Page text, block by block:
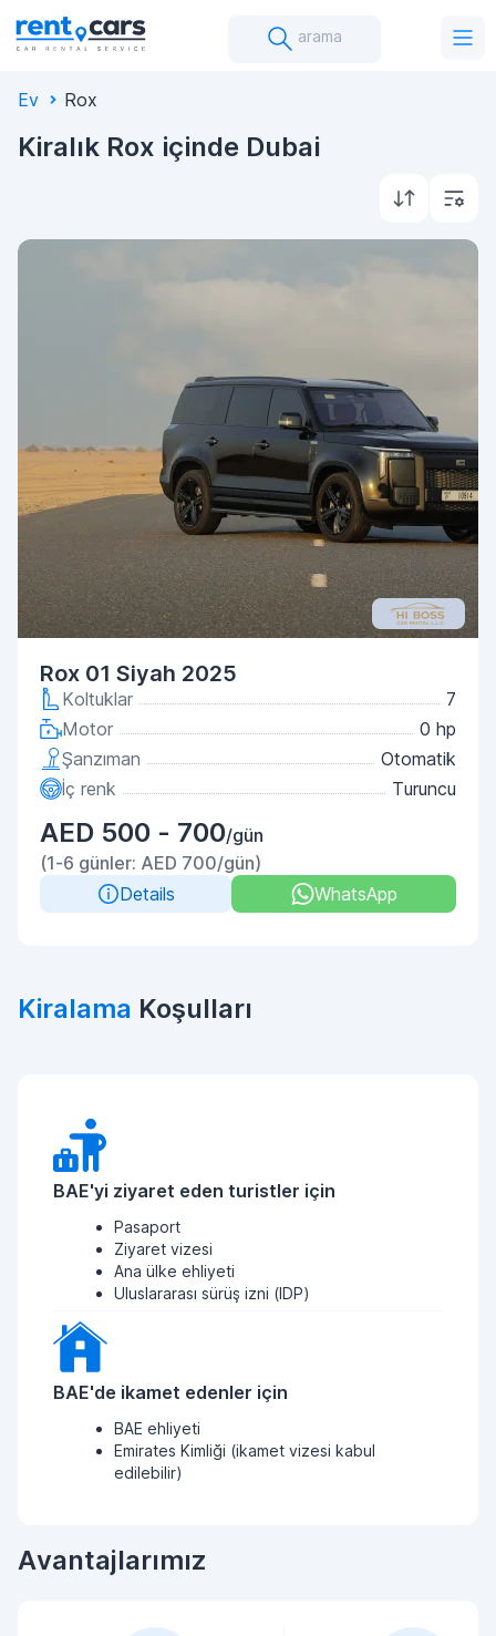
arama
Ev Rox
Kiralık Rox içinde Dubai
Rox 01 Siyah 2025
Koltuklar
7
Motor
0 hp
Şanzıman
Otomatik
İç renk
Turuncu
AED 500 - 700/gün
(1-6 günler: AED 700/gün)
Details
WhatsApp
Kiralama Koşulları
BAE'yi ziyaret eden turistler için
Pasaport
Ziyaret vizesi
Ana ülke ehliyeti
Uluslararası sürüş izni (IDP)
BAE'de ikamet edenler için
BAE ehliyeti
Emirates Kimliği (ikamet vizesi kabul
edilebilir)
Avantajlarımız